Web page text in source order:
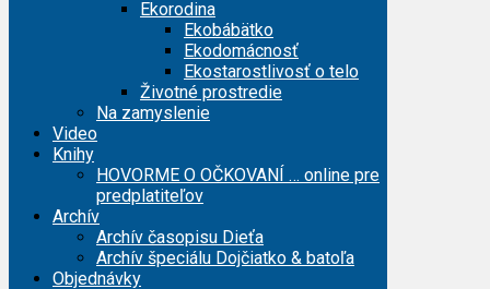
Ekorodina
Ekobábätko
Ekodomácnosť
Ekostarostlivosť o telo
Životné prostredie
Na zamyslenie
Video
Knihy
HOVORME O OČKOVANÍ … online pre
predplatiteľov
Archív
Archív časopisu Dieťa
Archív špeciálu Dojčiatko & batoľa
Objednávky